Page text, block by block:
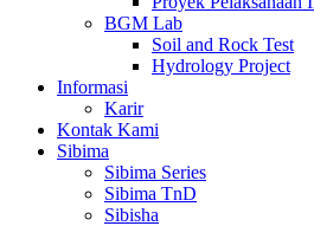
BGM Lab
Soil and Rock Test
Hydrology Project
Informasi
Karir
Kontak Kami
Sibima
Sibima Series
Sibima TnD
Sibisha